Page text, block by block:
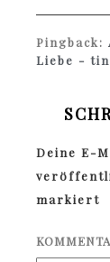
Pingback:
Liebe -
Deine E-
markiert